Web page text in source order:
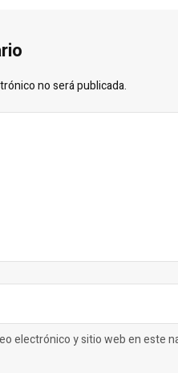
no será publicada.
electrónico y sitio web en este